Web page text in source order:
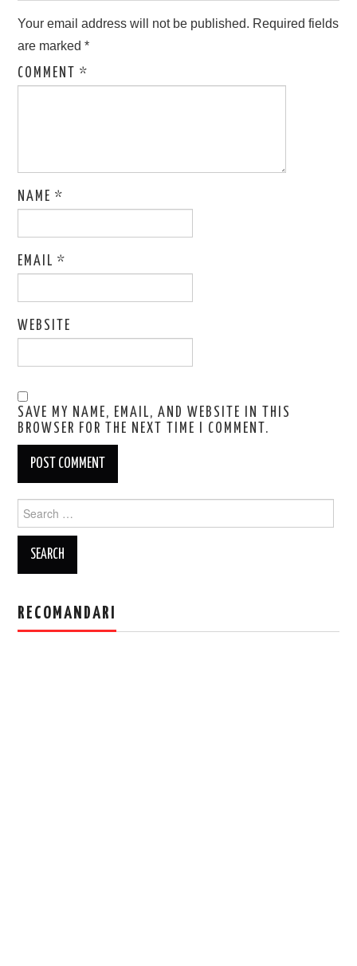
Your email address will not be published. Required fields
are marked*
COMMENT*
NAME*
EMAIL*
WEBSITE
SAVE MY NAME, EMAIL, AND WEBSITE IN THIS
BROWSER FOR THE NEXT TIME I COMMENT.
Search
for:
RECOMANDARI